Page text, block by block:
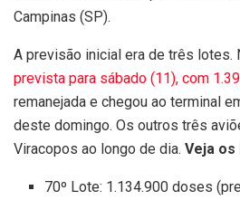
Campinas (SP).
A previsão inicial era de três lotes.
prevista para sábado (11), com
remanejada e chegou ao terminal
deste domingo. Os outros três
Viracopos ao longo de dia. Veja
70º Lote: 1.134.900 doses